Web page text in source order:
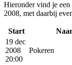
Hieronder vind je
2008, met daarbij
Start
19 dec
2008
20:00
Pokeren